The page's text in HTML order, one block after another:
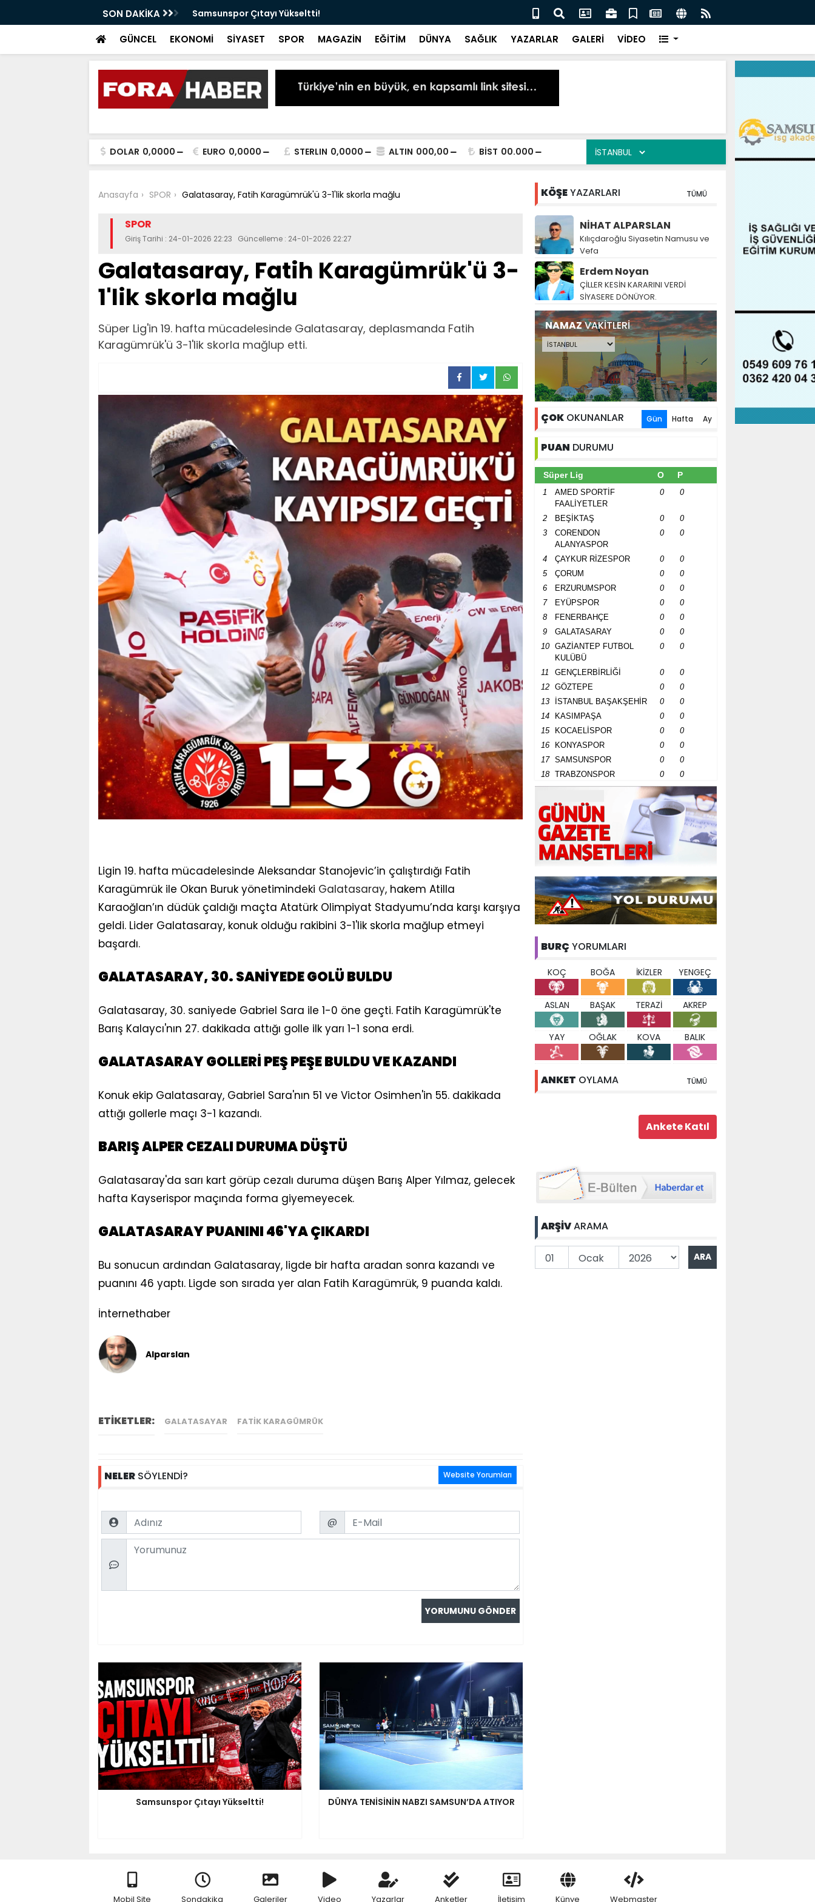
SON DAKİKA
Bir Tekkeköy İçin Çalışıyoruz" Samsunspor Çıtayı Yükseltti! Başkan Kurnaz: İlkadım’da Gönüllere Dokunuyoruz
GÜNCEL EKONOMİ SİYASET SPOR MAGAZİN EĞİTİM DÜNYA SAĞLIK YAZARLAR GALERİ VİDEO
DOLAR 0,0000 EURO 0,0000 STERLIN 0,0000 ALTIN 000,00 BİST 00.000
Anasayfa SPOR Galatasaray, Fatih Karagümrük'ü 3-1'lik skorla mağlu
SPOR
Giriş Tarihi : 24-01-2026 22:23 Güncelleme : 24-01-2026 22:27
Galatasaray, Fatih Karagümrük'ü 3-
1'lik skorla mağlu
Süper Lig'in 19. hafta mücadelesinde Galatasaray, deplasmanda Fatih
Karagümrük'ü 3-1'lik skorla mağlup etti.
Ligin 19. hafta mücadelesinde Aleksandar Stanojevic’in çalıştırdığı Fatih
Karagümrük ile Okan Buruk yönetimindeki Galatasaray, hakem Atilla
Karaoğlan’ın düdük çaldığı maçta Atatürk Olimpiyat Stadyumu’nda karşı karşıya
geldi. Lider Galatasaray, konuk olduğu rakibini 3-1'lik skorla mağlup etmeyi
başardı.
GALATASARAY, 30. SANİYEDE GOLÜ BULDU
Galatasaray, 30. saniyede Gabriel Sara ile 1-0 öne geçti. Fatih Karagümrük'te
Barış Kalaycı'nın 27. dakikada attığı golle ilk yarı 1-1 sona erdi.
GALATASARAY GOLLERİ PEŞ PEŞE BULDU VE KAZANDI
Konuk ekip Galatasaray, Gabriel Sara'nın 51 ve Victor Osimhen'in 55. dakikada
attığı gollerle maçı 3-1 kazandı.
BARIŞ ALPER CEZALI DURUMA DÜŞTÜ
Galatasaray'da sarı kart görüp cezalı duruma düşen Barış Alper Yılmaz, gelecek
hafta Kayserispor maçında forma giyemeyecek.
GALATASARAY PUANINI 46'YA ÇIKARDI
Bu sonucun ardından Galatasaray, ligde bir hafta aradan sonra kazandı ve
puanını 46 yaptı. Ligde son sırada yer alan Fatih Karagümrük, 9 puanda kaldı.
İnternethaber
Alparslan
ETİKETLER: GALATASAYAR FATIK KARAGÜMRÜK
NELER SÖYLENDİ? Website Yorumları
Name Email
@
Comment
Samsunspor Çıtayı Yükseltti! DÜNYA TENİSİNİN NABZI SAMSUN’DA ATIYOR
KÖŞEYAZARLARI TÜMÜ
NİHAT ALPARSLAN
Kılıçdaroğlu Siyasetin Namusu ve
Vefa
Erdem Noyan
ÇİLLER KESİN KARARINI VERDİ
SİYASERE DÖNÜYOR.
NAMAZVAKİTLERİ
ÇOK OKUNANLAR Gün Hafta Ay
PUAN DURUMU
Süper Lig O P
1
AMED SPORTİF
FAALİYETLER
0 0
2 BEŞİKTAŞ 0
0
3
CORENDON
ALANYASPOR
0 0
4 ÇAYKUR RİZESPOR 0
0
5
ÇORUM 0
0
6
ERZURUMSPOR 0
0
7
EYÜPSPOR 0
0
8
FENERBAHÇE 0
0
9
GALATASARAY 0
0
10
GAZİANTEP FUTBOL
KULÜBÜ
0 0
11 GENÇLERBİRLİĞİ 0
0
12
GÖZTEPE 0
0
13
İSTANBUL BAŞAKŞEHİR 0
0
14
KASIMPAŞA 0
0
15
KOCAELİSPOR 0
0
16
KONYASPOR 0
0
17
SAMSUNSPOR 0
0
18
TRABZONSPOR 0 0
BURÇ YORUMLARI
KOÇ BOĞA İKİZLER YENGEÇ
ASLAN BAŞAK TERAZİ AKREP
YAY OĞLAK KOVA BALIK
ANKET OYLAMA TÜMÜ
ARŞİVARAMA
Mobil Site Sondakika Galeriler Video Yazarlar Anketler İletişim Künye Webmaster